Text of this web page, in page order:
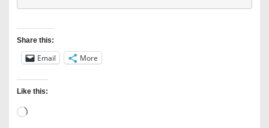
Share this:
Email More
Like this:
L